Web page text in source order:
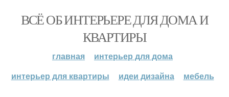
ВСЁ ОБ ИНТЕРЬЕРЕ ДЛЯ ДОМА И
КВАРТИРЫ
главная
интерьер для дома
интерьер для квартиры
идеи дизайна мебель